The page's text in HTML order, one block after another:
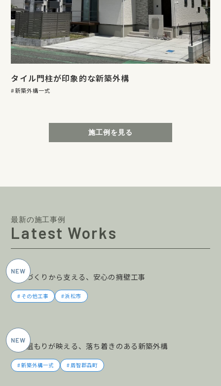
タイル門柱が印象的な新築外構
新築外構一式
施工例を見る
最新の施工事例
Latest Works
土地づくりから支える、安心の擁壁工事
その他工事 浜松市
木の温もりが映える、落ち着きのある新築外構
新築外構一式 周智郡森町